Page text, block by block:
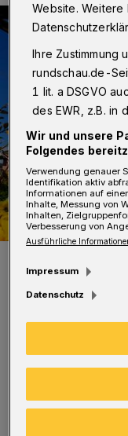
Foto: Achim Otto
und der Straße
Website. Weitere
Ihre Zustimmung
rundschau.de-
1 lit. a DSGVO
des EWR, z.B. in
Wir und unsere
Folgendes
Verwendung genauer
Identifikation aktiv
Informationen auf
Inhalte, Messung von
Inhalten,
Verbesserung von
Ausführliche
Impressum
Datenschutz